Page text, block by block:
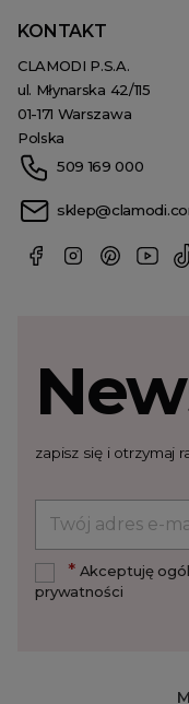
KONTAKT
CLAMODI P.S.A.
ul. Młynarska 42/115
01-171 Warszawa
Polska
509 169 000
zapisz się i otrzymaj
*Akceptuję
prywatności